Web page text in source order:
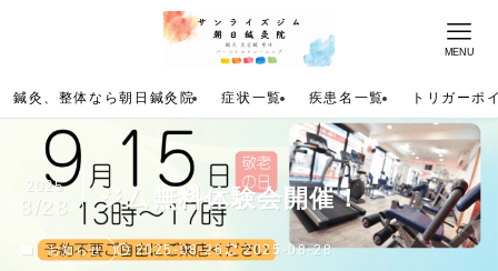
MENU
鍼灸、整体なら朝日鍼灸院 症状一覧 疾患名一覧 トリガーポ
ジム無料体験会開催！
2025
8/28
お知らせ 2025-08-26 2025-08-28